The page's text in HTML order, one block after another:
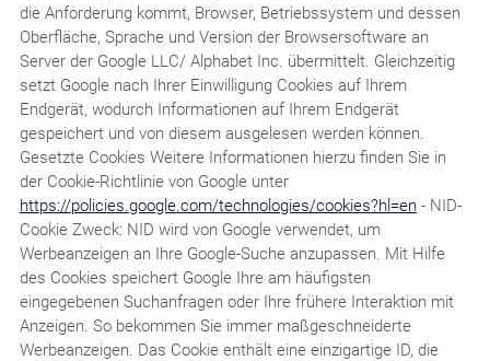
die Anforderung kommt, Browser, Betriebssystem und dessen
Oberfläche, Sprache und Version der Browsersoftware an
Server der Google LLC/ Alphabet Inc. übermittelt. Gleichzeitig
setzt Google nach Ihrer Einwilligung Cookies auf Ihrem
Endgerät, wodurch Informationen auf Ihrem Endgerät
gespeichert und von diesem ausgelesen werden können.
Gesetzte Cookies Weitere Informationen hierzu finden Sie in
der Cookie-Richtlinie von Google unter
https://policies.google.com/technologies/cookies?hl=en- NID-
Cookie Zweck: NID wird von Google verwendet, um
Werbeanzeigen an Ihre Google-Suche anzupassen. Mit Hilfe
des Cookies speichert Google Ihre am häufigsten
eingegebenen Suchanfragen oder Ihre frühere Interaktion mit
Anzeigen. So bekommen Sie immer maßgeschneiderte
Werbeanzeigen. Das Cookie enthält eine einzigartige ID, die